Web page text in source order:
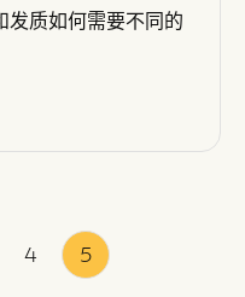
发质如何需要不同的
4 5